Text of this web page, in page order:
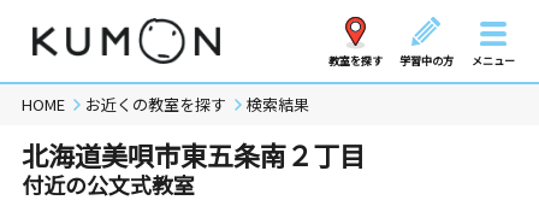
教室を探す 学習中の方 メニュー
HOME お近くの教室を探す 検索結果
北海道美唄市東五条南２丁目
付近の公文式教室